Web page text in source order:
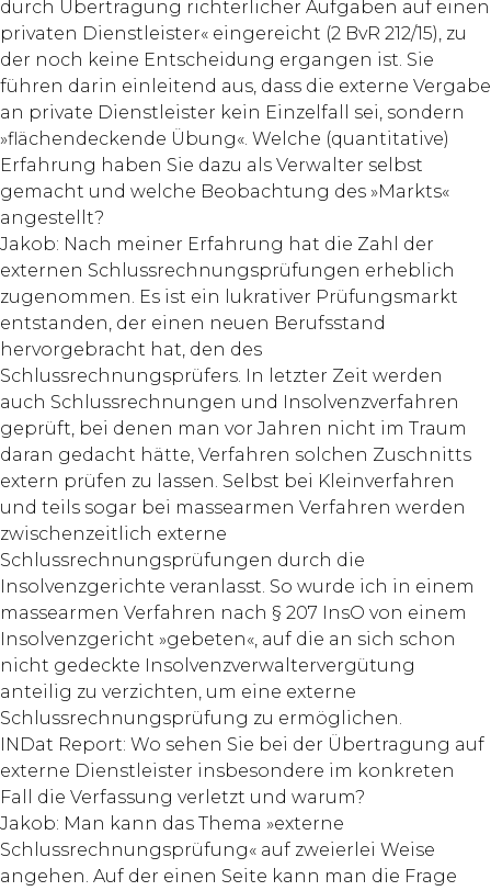
durch Übertragung richterlicher Aufgaben auf einen
privaten Dienstleister« eingereicht (2 BvR 212/15), zu
der noch keine Entscheidung ergangen ist. Sie
führen darin einleitend aus, dass die externe Vergabe
an private Dienstleister kein Einzelfall sei, sondern
»flächendeckende Übung«. Welche (quantitative)
Erfahrung haben Sie dazu als Verwalter selbst
gemacht und welche Beobachtung des »Markts«
angestellt?
Jakob: Nach meiner Erfahrung hat die Zahl der
externen Schlussrechnungsprüfungen erheblich
zugenommen. Es ist ein lukrativer Prüfungsmarkt
entstanden, der einen neuen Berufsstand
hervorgebracht hat, den des
Schlussrechnungsprüfers. In letzter Zeit werden
auch Schlussrechnungen und Insolvenzverfahren
geprüft, bei denen man vor Jahren nicht im Traum
daran gedacht hätte, Verfahren solchen Zuschnitts
extern prüfen zu lassen. Selbst bei Kleinverfahren
und teils sogar bei massearmen Verfahren werden
zwischenzeitlich externe
Schlussrechnungsprüfungen durch die
Insolvenzgerichte veranlasst. So wurde ich in einem
massearmen Verfahren nach § 207 InsO von einem
Insolvenzgericht »gebeten«, auf die an sich schon
nicht gedeckte Insolvenzverwaltervergütung
anteilig zu verzichten, um eine externe
Schlussrechnungsprüfung zu ermöglichen.
INDat Report: Wo sehen Sie bei der Übertragung auf
externe Dienstleister insbesondere im konkreten
Fall die Verfassung verletzt und warum?
Jakob: Man kann das Thema »externe
Schlussrechnungsprüfung« auf zweierlei Weise
angehen. Auf der einen Seite kann man die Frage